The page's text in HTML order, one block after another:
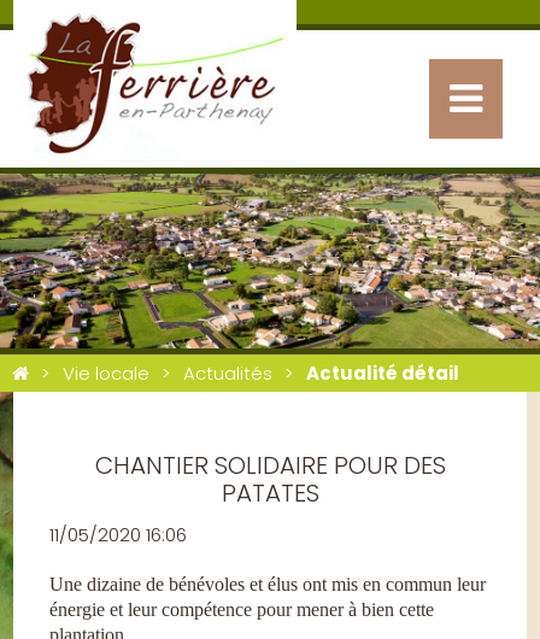
Vie locale Actualités Actualité détail
CHANTIER SOLIDAIRE POUR DES
PATATES
11/05/2020 16:06
Une dizaine de bénévoles et élus ont mis en commun leur
énergie et leur compétence pour mener à bien cette
plantation .